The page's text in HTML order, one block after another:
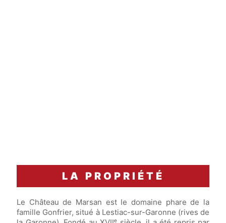
LA PROPRIÉTÉ
Le Château de Marsan est le domaine phare de la
famille Gonfrier, situé à Lestiac-sur-Garonne (rives de